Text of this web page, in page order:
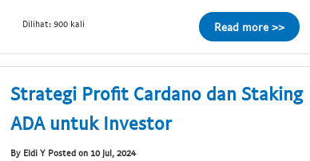
Dilihat: 900 kali Read more >>
Strategi Profit Cardano dan Staking
ADA untuk Investor
By Eldi Y Posted on 10 Jul, 2024